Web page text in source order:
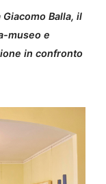
Balla, il
museo e
in confronto